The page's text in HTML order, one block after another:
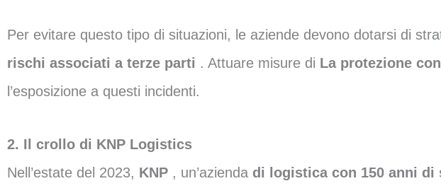
Per evitare questo tipo di situazioni, le aziende devono dotarsi di
rischi associati a terze parti . Attuare misure di La protezione
l’esposizione a questi incidenti.
2. Il crollo di KNP Logistics
Nell’estate del 2023, KNP , un’azienda di logistica con 150 anni di